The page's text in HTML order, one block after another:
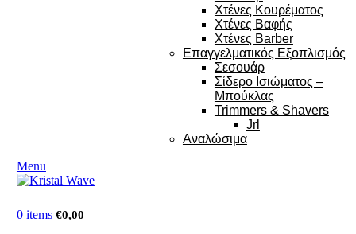
Χτένες Κουρέματος
Χτένες Βαφής
Χτένες Barber
Επαγγελματικός Εξοπλισμός
Σεσουάρ
Σίδερο Ισιώματος –
Μπούκλας
Trimmers & Shavers
Jrl
Αναλώσιμα
Menu
0 items €0,00